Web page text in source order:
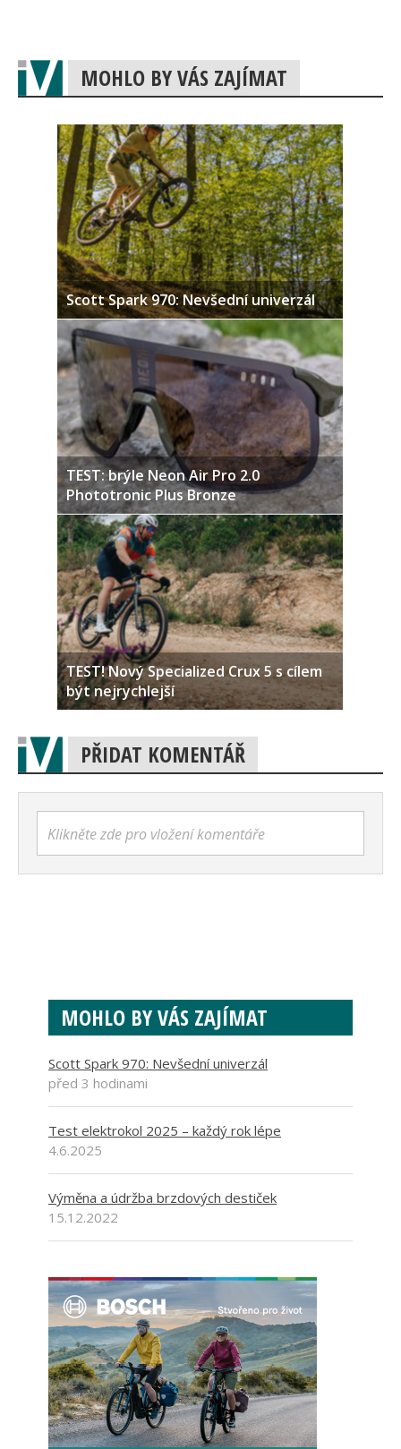
MOHLO BY VÁS ZAJÍMAT
Scott Spark 970: Nevšední univerzál
TEST: brýle Neon Air Pro 2.0
Phototronic Plus Bronze
TEST! Nový Specialized Crux 5 s cílem
být nejrychlejší
PŘIDAT KOMENTÁŘ
Klikněte zde pro vložení komentáře
MOHLO BY VÁS ZAJÍMAT
Scott Spark 970: Nevšední univerzál
před 3 hodinami
Test elektrokol 2025 – každý rok lépe
4.6.2025
Výměna a údržba brzdových destiček
15.12.2022